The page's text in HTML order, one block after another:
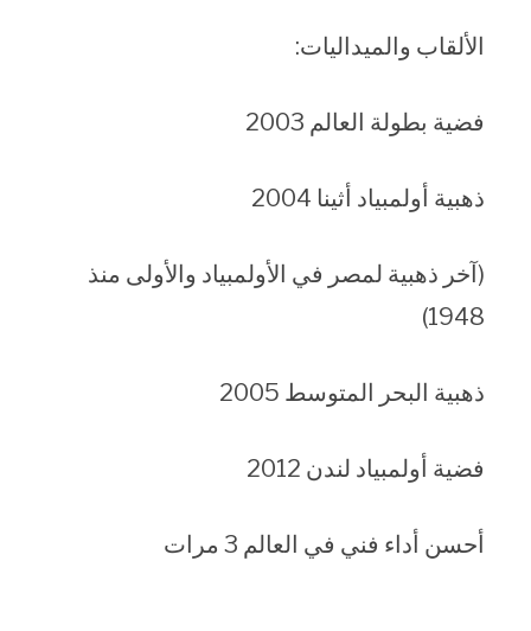
الألقاب والميداليات:
فضية بطولة العالم 2003
ذهبية أولمبياد أثينا 2004
(آخر ذهبية لمصر في الأولمبياد والأولى منذ
1948)
ذهبية البحر المتوسط 2005
فضية أولمبياد لندن 2012
أحسن أداء فني في العالم 3 مرات